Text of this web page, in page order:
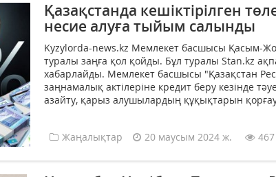
Қазақстанда кешіктірілген
несие алуға тыйым салынды
Kyzylorda-news.kz Мемлекет басшысы Қасым-
туралы заңға қол қойды. Бұл туралы Stan.kz
хабарлайды. Мемлекет басшысы "Қазақстан
заңнамалық актілеріне кредит беру кезінде
азайту, қарыз алушылардың құқықтарын
Жаңалықтар 20 маусым 2024 ж. 467